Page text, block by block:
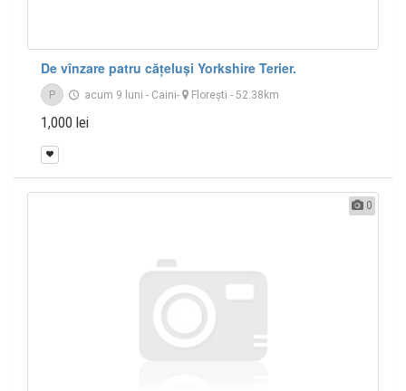
De vînzare patru cățeluși Yorkshire Terier.
P acum 9 luni - Caini- Floreşti - 52.38km
1,000 lei
0